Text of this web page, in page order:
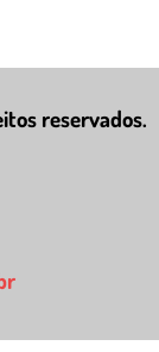
reservados.